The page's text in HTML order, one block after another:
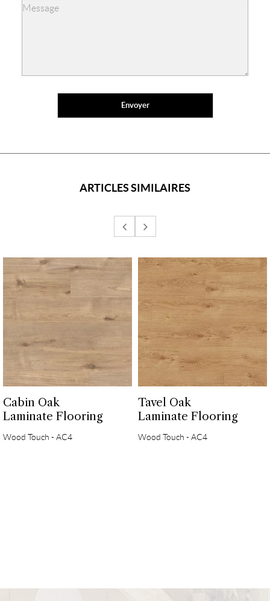
ARTICLES SIMILAIRES
Cabin Oak
Laminate Flooring
Wood Touch - AC4
Tavel Oak
Laminate Flooring
Wood Touch - AC4